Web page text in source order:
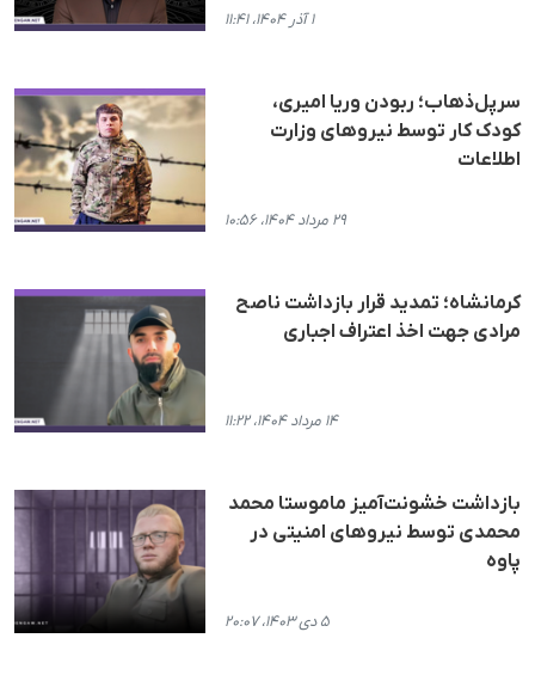
۱ آذر ۱۴۰۴، ۱۱:۴۱
سرپل‌ذهاب؛ ربودن وریا امیری،
کودک کار توسط نیروهای وزارت
اطلاعات
۲۹ مرداد ۱۴۰۴، ۱۰:۵۶
کرمانشاه؛ تمدید قرار بازداشت ناصح
مرادی جهت اخذ اعتراف اجباری
۱۴ مرداد ۱۴۰۴، ۱۱:۲۲
بازداشت خشونت‌آمیز ماموستا محمد
محمدی توسط نیروهای امنیتی در
پاوه
۵ دی ۱۴۰۳، ۲۰:۰۷